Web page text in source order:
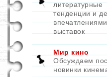
литературные
тенденции и
выставок
Мир кино
Обсуждаем
новинки